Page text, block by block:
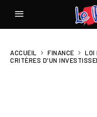
ACCUEIL FINANCE
LOI
CRITÈRES D'UN